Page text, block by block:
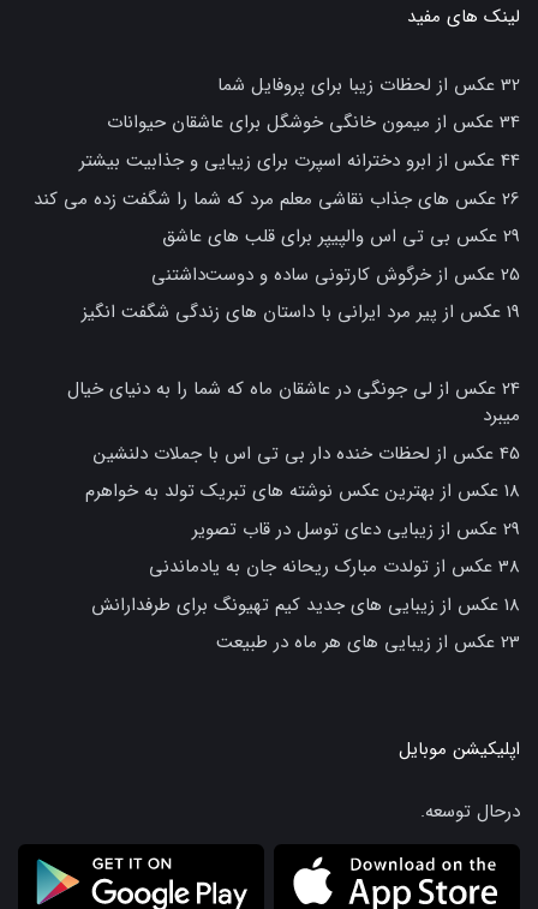
لینک های مفید
32 عکس از لحظات زیبا برای پروفایل شما
34 عکس از میمون خانگی خوشگل برای عاشقان حیوانات
44 عکس از ابرو دخترانه اسپرت برای زیبایی و جذابیت بیشتر
26 عکس های جذاب نقاشی معلم مرد که شما را شگفت زده می کند
29 عکس بی تی اس والپیپر برای قلب های عاشق
25 عکس از خرگوش کارتونی ساده و دوست‌داشتنی
19 عکس از پیر مرد ایرانی با داستان های زندگی شگفت انگیز
24 عکس از لی جونگی در عاشقان ماه که شما را به دنیای خیال
میبرد
45 عکس از لحظات خنده دار بی تی اس با جملات دلنشین
18 عکس از بهترین عکس نوشته های تبریک تولد به خواهرم
29 عکس از زیبایی دعای توسل در قاب تصویر
38 عکس از تولدت مبارک ریحانه جان به یادماندنی
18 عکس از زیبایی های جدید کیم تهیونگ برای طرفدارانش
23 عکس از زیبایی های هر ماه در طبیعت
اپلیکیشن موبایل
درحال توسعه.